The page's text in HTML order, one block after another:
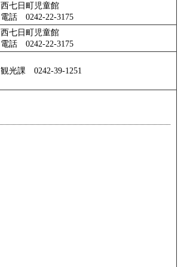
西七日町児童館
電話 0242‐22‐3175
西七日町児童館
電話 0242‐22‐3175
観光課 0242-39-1251